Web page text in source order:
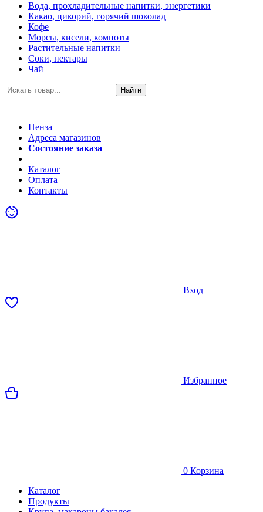
Вода, прохладительные напитки, энергетики
Какао, цикорий, горячий шоколад
Кофе
Морсы, кисели, компоты
Растительные напитки
Соки, нектары
Чай
Найти
Пенза
Адреса магазинов
Состояние заказа
Каталог
Оплата
Контакты
Вход
Избранное
0 Корзина
Каталог
Продукты